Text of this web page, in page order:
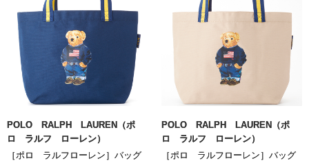
POLO RALPH LAUREN（ポ
ロ ラルフ ローレン）
［ポロ ラルフローレン］バッグ
POLO RALPH LAUREN（ポ
ロ ラルフ ローレン）
［ポロ ラルフローレン］バッグ